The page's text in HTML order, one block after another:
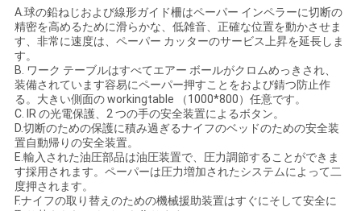
A.球の鉛ねじおよび線形ガイド柵はペーパー インペラーに切断の
精密を高めるために滑らかな、低雑音、正確な位置を動かさせま
す、非常に速度は、ペーパー カッターのサービス上昇を延長しま
す。
B. ワーク テーブルはすべてエアー ボールがクロムめっきされ、
装備されています容易にペーパー押すことをおよび錆つ防止作
る。大きい側面の workingtable （1000*800）任意です。
C. IR の光電保護、2 つの手の安全装置によるボタン。
D.切断のための保護に積み過ぎるナイフのベッドのための安全装
置自動帰りの安全装置。
E.輸入された油圧部品は油圧装置で、圧力調節することができま
す採用されます。ペーパーは圧力増加されたシステムによって二
度押されます。
F.ナイフの取り替えのための機械援助装置はすぐにそして安全に